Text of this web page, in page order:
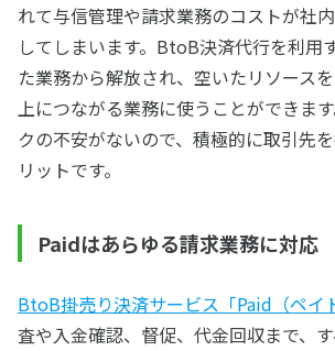
れて与信管理や請求業務のコストが社
してしまいます。BtoB決済代行を利用
た業務から解放され、空いたリソース
上につながる業務に使うことができま
クの不安がないので、積極的に取引先
リットです。
Paidはあらゆる請求業務に対応
BtoB掛売り決済サービス「Paid（ペイ
査や入金確認、督促、代金回収まで、